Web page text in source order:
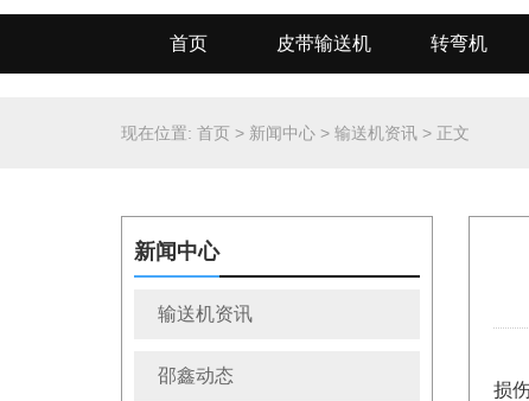
首页 皮带输送机 转弯机
现在位置: 首页 > 新闻中心 > 输送机资讯 > 正文
新闻中心
输送机资讯
邵鑫动态
皮
损伤